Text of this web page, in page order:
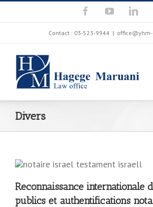
Contact : 03-523-9944 |
Divers
Reconnaissance internationale
publics et authentifications